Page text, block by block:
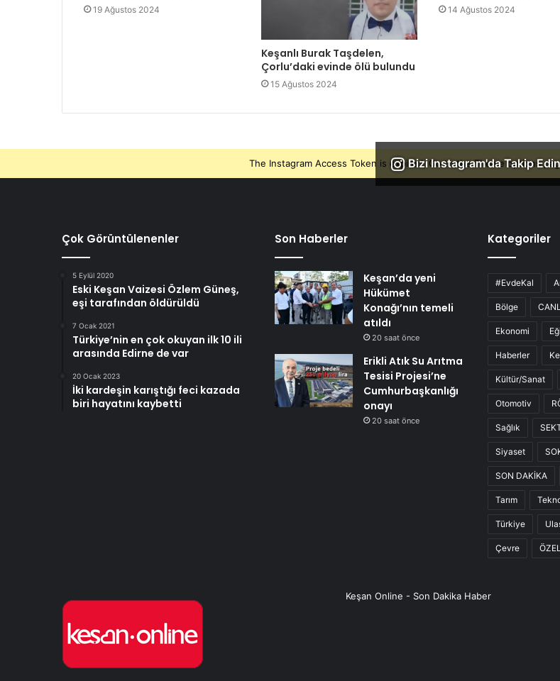
19 Ağustos 2024
Keşanlı Burak Taşdelen,
Çorlu’daki evinde ölü bulundu
15 Ağustos 2024
14 Ağustos 2024
Bizi Instagram'da Takip
The Instagram Access Token is expired, Go to the Theme options
Çok Görüntülenenler
5 Eylül 2020
Eski Keşan Vaizesi Özlem Güneş,
eşi tarafından öldürüldü
7 Ocak 2021
Türkiye’nin en çok okuyan ilk 10 ili
arasında Edirne de var
20 Ocak 2023
İki kardeşin karıştığı feci kazada
biri hayatını kaybetti
Son Haberler
Keşan’da yeni
Hükümet
Konağı’nın temeli
atıldı
20 saat önce
Erikli Atık Su Arıtma
Tesisi Projesi’ne
Cumhurbaşkanlığı
onayı
20 saat önce
Kategoriler
#EvdeKal
Bölge
Ekonomi
Haberler
Kültür/Sanat
Otomotiv
Sağlık
Siyaset
SON DAKİKA
Tarım
Türkiye
Çevre
Keşan Online - Son Dakika Haber